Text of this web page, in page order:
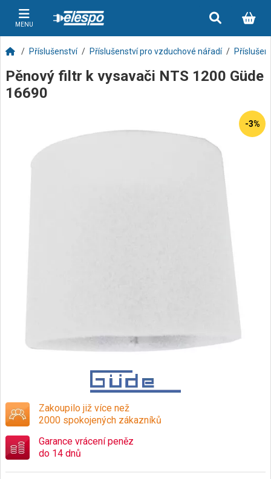
MENU
Příslušenství Příslušenství pro vzduchové nářadí
Pěnový filtr k vysavači NTS 1200 Güde
16690
-3%
Zakoupilo již více než
2000 spokojených zákazníků
Garance vrácení peněz
do 14 dnů